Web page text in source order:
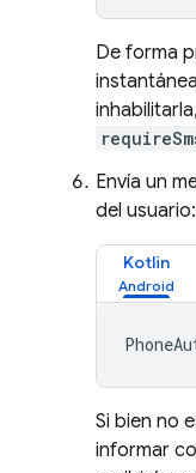
De forma
Envía un
del usuario:
Kotlin
Si bien no
informar